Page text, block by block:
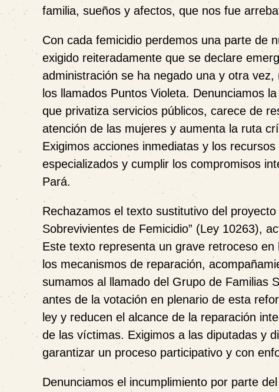
familia, sueños y afectos, que nos fue
Con cada femicidio perdemos una parte de
exigido reiteradamente que se declare
administración se ha negado una y otra
los llamados Puntos Violeta. Denunciamos
que privatiza servicios públicos, carece de
atención de las mujeres y aumenta la ruta
Exigimos acciones inmediatas y los
especializados y cumplir los compromisos
Pará.
Rechazamos el texto sustitutivo del
Sobrevivientes de Femicidio” (Ley 10263),
Este texto representa un grave retroceso
los mecanismos de reparación,
sumamos al llamado del Grupo de Familias
antes de la votación en plenario de esta
ley y reducen el alcance de la reparación
de las víctimas. Exigimos a las diputadas y
garantizar un proceso participativo y con
Denunciamos el incumplimiento por parte